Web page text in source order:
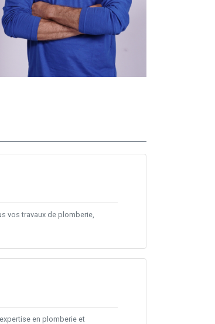
vos travaux de plomberie,
en plomberie et